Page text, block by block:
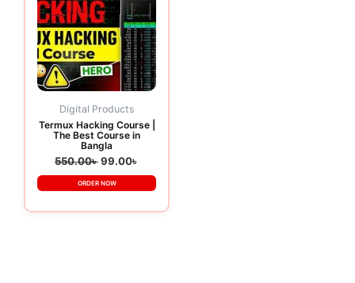
Digital Products
Termux Hacking Course |
The Best Course in
Bangla
550.00৳
550.00৳ .
99.00৳
99.00৳ .
ORDER NOW